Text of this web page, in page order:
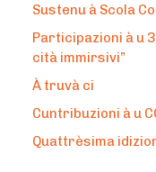
Sustenu à Scola
Participazioni à u
cità immirsivi”
À truvà ci
Cuntribuzioni à u
Quattrèsima